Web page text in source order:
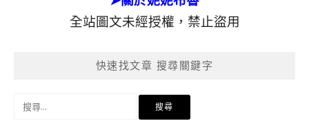
全站圖文未經授權，禁止盜用
快速找文章 搜尋關鍵字